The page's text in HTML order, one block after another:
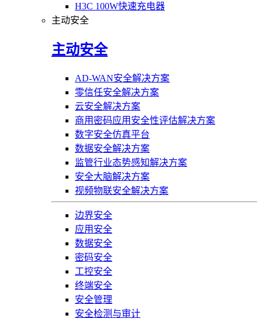
H3C 100W快速充电器
主动安全
主动安全
AD-WAN安全解决方案
零信任安全解决方案
云安全解决方案
商用密码应用安全性评估解决方案
数字安全仿真平台
数据安全解决方案
监管行业态势感知解决方案
安全大脑解决方案
视频物联安全解决方案
边界安全
应用安全
数据安全
密码安全
工控安全
终端安全
安全管理
安全检测与审计